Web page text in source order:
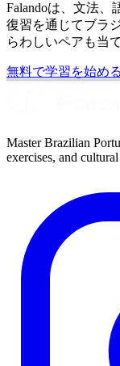
Falandoは、文法、
復習を通じてブラ
らわしいペアも当
無料で学習を始める
Master Brazilian
exercises, and